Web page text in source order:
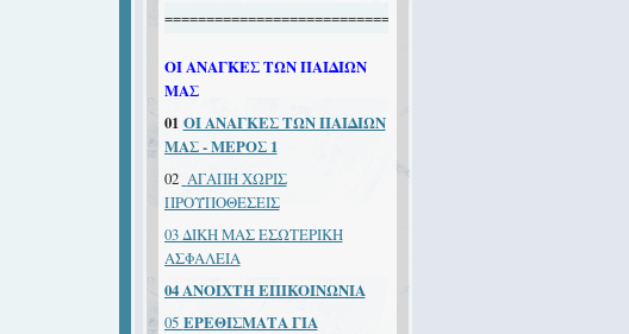
====================================
ΟΙ ΑΝΑΓΚΕΣ ΤΩΝ ΠΑΙΔΙΩΝ
ΜΑΣ
01 ΟΙ ΑΝΑΓΚΕΣ ΤΩΝ ΠΑΙΔΙΩΝ
ΜΑΣ - ΜΕΡΟΣ 1
02 ΑΓΑΠΗ ΧΩΡΙΣ
ΠΡΟΫΠΟΘΕΣΕΙΣ
03 ΔΙΚΗ ΜΑΣ ΕΣΩΤΕΡΙΚΗ
ΑΣΦΑΛΕΙΑ
04 ANOIXTH EΠIKOINΩNIA
05 EPEΘIΣMAΤΑ ΓIA